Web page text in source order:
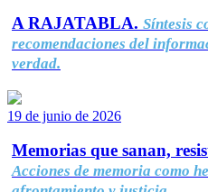
A RAJATABLA. Síntesis
recomendaciones del
verdad.
19 de junio de 2026
Memorias que sanan,
Acciones de memoria como